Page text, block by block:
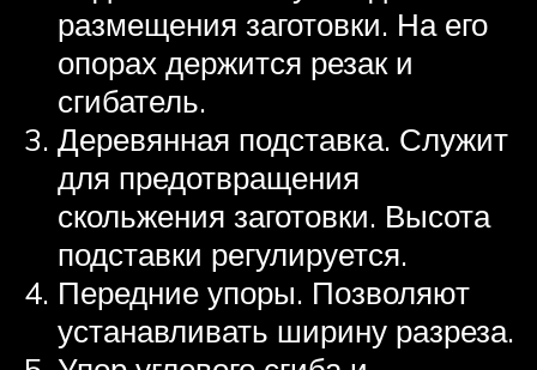
размещения заготовки. На его
опорах держится резак и
сгибатель.
Деревянная подставка. Служит
для предотвращения
скольжения заготовки. Высота
подставки регулируется.
Передние упоры. Позволяют
устанавливать ширину разреза.